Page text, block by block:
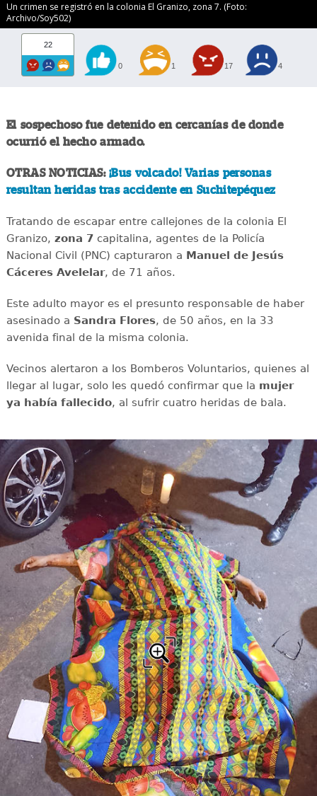
Un crimen se registró en la colonia El Granizo, zona 7. (Foto:
Archivo/Soy502)
22
0 1 17 4
El sospechoso fue detenido en cercanías de donde
ocurrió el hecho armado.
OTRAS NOTICIAS: ¡Bus volcado! Varias personas
resultan heridas tras accidente en Suchitepéquez
Tratando de escapar entre callejones de la colonia El
Granizo, zona 7 capitalina, agentes de la Policía
Nacional Civil (PNC) capturaron a Manuel de Jesús
Cáceres Avelelar, de 71 años.
Este adulto mayor es el presunto responsable de haber
asesinado a Sandra Flores, de 50 años, en la 33
avenida final de la misma colonia.
Vecinos alertaron a los Bomberos Voluntarios, quienes al
llegar al lugar, solo les quedó confirmar que la mujer
ya había fallecido, al sufrir cuatro heridas de bala.